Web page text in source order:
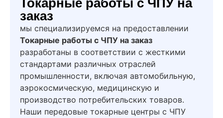
Токарные работы с ЧПУ на
заказ
мы специализируемся на предоставлении
Токарные работы с ЧПУ на заказ
разработаны в соответствии с жесткими
стандартами различных отраслей
промышленности, включая автомобильную,
аэрокосмическую, медицинскую и
производство потребительских товаров.
Наши передовые токарные центры с ЧПУ